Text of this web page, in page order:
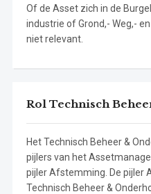
Of de Asset zich in de
industrie of Grond,- Weg,-
niet relevant.
Rol Technisch
Het Technisch Beheer &
pijlers van het
pijler Afstemming. De pijler
Technisch Beheer &